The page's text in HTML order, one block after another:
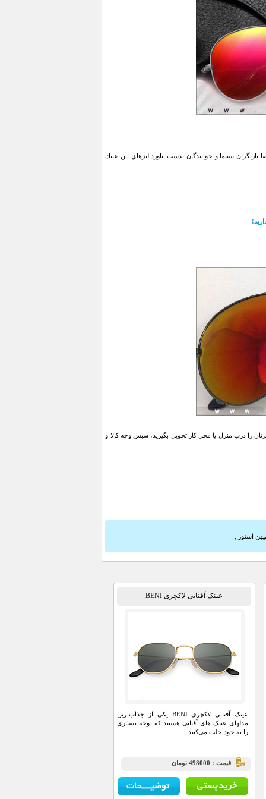
سینما و خوانندگان بدست بياورد.لنزهاي اين عينك
را درب منزل یا محل کار تحویل بگیرید، سپس وجه کالا و
استور
عینک آفتابی لاکچری BENI
عینک آفتابی لاکچری BENI یکی از جذاب‌ترین
مدلهای عینک های آفتابی هستند که توجه بسیاری
را به خود جلب می‌کنند...
قيمت : 498000 تومان